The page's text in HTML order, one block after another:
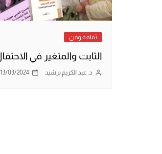
ثقافة وفن
الثابت والمتغير في
د. عبد الكريم برشيد 13/03/2024